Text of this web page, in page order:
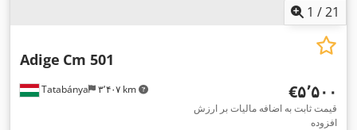
1 /21
Tatabánya ۳٬۴۰۷ km
Adige Cm 501
‎€۵٬۵۰۰
قیمت ثابت به اضافه مالیات بر ارزش
افزوده